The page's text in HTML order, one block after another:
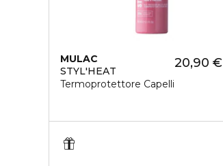
MULAC
STYL'HEAT
Termoprotettore Capelli
20,90 €